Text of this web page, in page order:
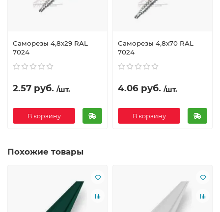
Саморезы 4,8х29 RAL
7024
2.57 руб. /шт.
В корзину
Саморезы 4,8х70 RAL
7024
4.06 руб. /шт.
В корзину
Похожие товары